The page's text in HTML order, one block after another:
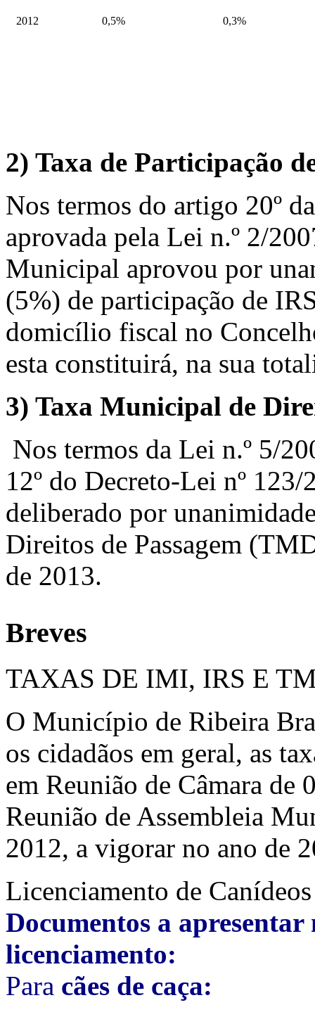
2012 0,5% 0,3%
2) Taxa de Participação
Nos termos do artigo 20º
aprovada pela Lei n.º 2/
Municipal aprovou por
(5%) de participação de
domicílio fiscal no
esta constituirá, na sua
3) Taxa Municipal de
Nos termos da Lei n.º 5/
12º do Decreto-Lei nº
deliberado por
Direitos de Passagem
de 2013.
Breves
TAXAS DE IMI, IRS E
O Município de Ribeira
os cidadãos em geral, as
em Reunião de Câmara de
Reunião de Assembleia
2012, a vigorar no ano de
Licenciamento de Canídeos
Documentos a
licenciamento:
Para cães de caça: